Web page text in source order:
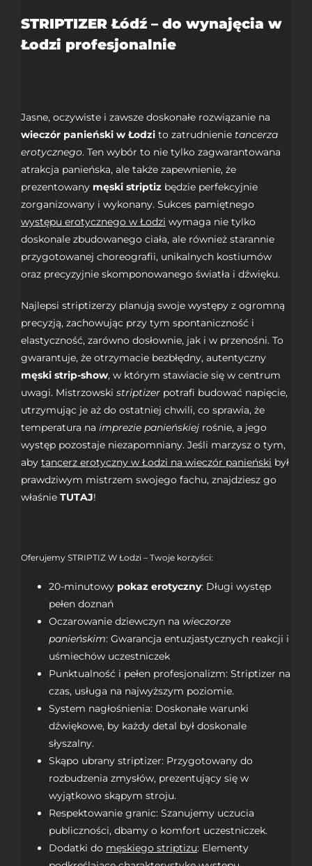
STRIPTIZER Łódź – do wynajęcia w
Łodzi profesjonalnie
Jasne, oczywiste i zawsze doskonałe rozwiązanie na
wieczór panieński w Łodzito zatrudnienie tancerza
erotycznego. Ten wybór to nie tylko zagwarantowana
atrakcja panieńska, ale także zapewnienie, że
prezentowany męski striptizbędzie perfekcyjnie
zorganizowany i wykonany. Sukces pamiętnego
występu erotycznego w Łodzi wymaga nie tylko
doskonale zbudowanego ciała, ale również starannie
przygotowanej choreografii, unikalnych kostiumów
oraz precyzyjnie skomponowanego światła i dźwięku.
Najlepsi striptizerzy planują swoje występy z ogromną
precyzją, zachowując przy tym spontaniczność i
elastyczność, zarówno dosłownie, jak i w przenośni. To
gwarantuje, że otrzymacie bezbłędny, autentyczny
męski strip-show, w którym stawiacie się w centrum
uwagi. Mistrzowski striptizer potrafi budować napięcie,
utrzymując je aż do ostatniej chwili, co sprawia, że
temperatura na imprezie panieńskiejrośnie, a jego
występ pozostaje niezapomniany. Jeśli marzysz o tym,
aby tancerz erotyczny w Łodzi na wieczór panieński był
prawdziwym mistrzem swojego fachu, znajdziesz go
właśnie TUTAJ!
Oferujemy STRIPTIZ W Łodzi – Twoje korzyści:
20-minutowy pokaz erotyczny: Długi występ
pełen doznań
Oczarowanie dziewczyn na wieczorze
panieńskim: Gwarancja entuzjastycznych reakcji i
uśmiechów uczestniczek
Punktualność i pełen profesjonalizm: Striptizer na
czas, usługa na najwyższym poziomie.
System nagłośnienia: Doskonałe warunki
dźwiękowe, by każdy detal był doskonale
słyszalny.
Skąpo ubrany striptizer: Przygotowany do
rozbudzenia zmysłów, prezentujący się w
wyjątkowo skąpym stroju.
Respektowanie granic: Szanujemy uczucia
publiczności, dbamy o komfort uczestniczek.
Dodatki do męskiego striptizu: Elementy